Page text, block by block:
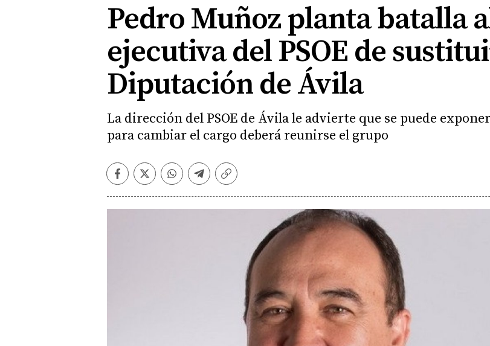
Pedro Muñoz planta batalla
ejecutiva del PSOE de
Diputación de Ávila
La dirección del PSOE de Ávila le advierte que se puede
para cambiar el cargo deberá reunirse el grupo
Facebook
TwitterWhatsapp
Telegram
Copiar